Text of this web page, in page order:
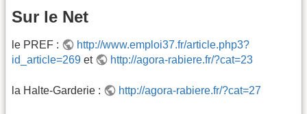
Sur le Net
le PREF :
http://www.emploi37.fr/article.php3?
id_article=269 et http://agora-rabiere.fr/?cat=23
la Halte-Garderie : http://agora-rabiere.fr/?cat=27